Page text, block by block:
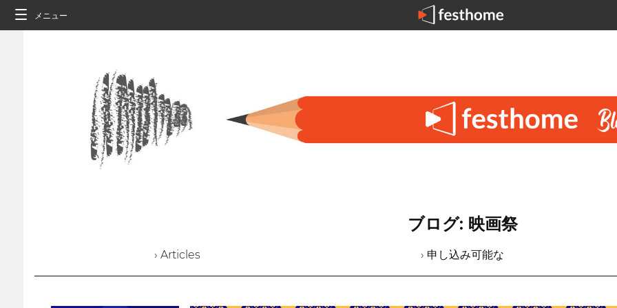
メニュー
ブログ: 映画祭
› Articles › 申し込み可能な